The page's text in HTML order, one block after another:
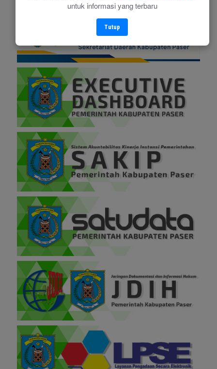
untuk informasi yang terbaru
Tutup